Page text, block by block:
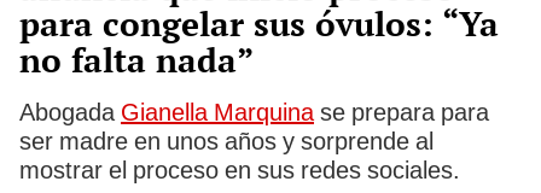
para congelar sus óvulos: “Ya
no falta nada”
Abogada Gianella Marquinase prepara para
ser madre en unos años y sorprende al
mostrar el proceso en sus redes sociales.